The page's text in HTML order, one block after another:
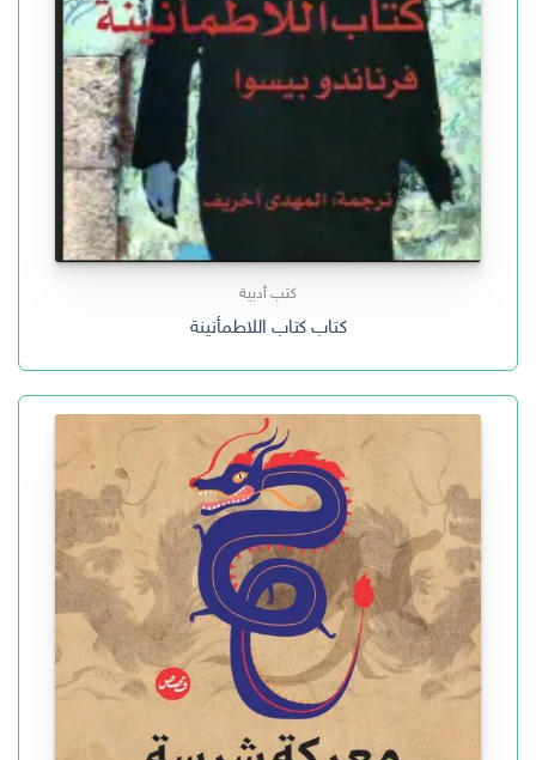
كتب أدبية
كتاب كتاب اللاطمأنينة